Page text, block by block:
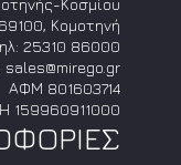
Κοσμίου
69100, Κομοτηνή
25310 86000
sales@mirego.gr
ΑΦΜ 801603714
159960911000